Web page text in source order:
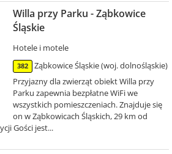
Willa przy Parku - Ząbkowice
Śląskie
Hotele i motele
382
Ząbkowice Śląskie (woj. dolnośląskie)
Przyjazny dla zwierząt obiekt Willa przy
Parku zapewnia bezpłatne WiFi we
wszystkich pomieszczeniach. Znajduje się
on w Ząbkowicach Śląskich, 29 km od
Gości jest...